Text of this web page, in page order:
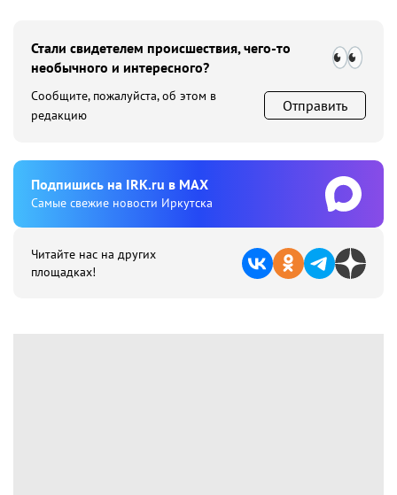
Стали свидетелем происшествия, чего-то
необычного и интересного?
Сообщите, пожалуйста, об этом в
редакцию
Отправить
Подпишиcь на IRK.ru в MAX
Cамые свежие новости Иркутска
Читайте нас на других
площадках!